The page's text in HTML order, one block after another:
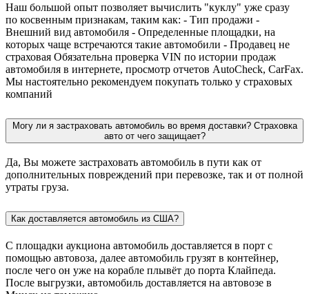
Наш большой опыт позволяет вычислить "куклу" уже сразу
по косвенным признакам, таким как: - Тип продажи -
Внешний вид автомобиля - Определенные площадки, на
которых чаще встречаются такие автомобили - Продавец не
страховая Обязательна проверка VIN по истории продаж
автомобиля в интернете, просмотр отчетов AutoCheck, CarFax.
Мы настоятельно рекомендуем покупать только у страховых
компаний
Могу ли я застраховать автомобиль во время доставки? Страховка
авто от чего защищает?
Да, Вы можете застраховать автомобиль в пути как от
дополнительных повреждений при перевозке, так и от полной
утраты груза.
Как доставляется автомобиль из США?
С площадки аукциона автомобиль доставляется в порт с
помощью автовоза, далее автомобиль грузят в контейнер,
после чего он уже на корабле плывёт до порта Клайпеда.
После выгрузки, автомобиль доставляется на автовозе в